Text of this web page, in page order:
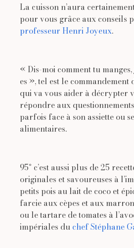
La cuisson n’aura
pour vous grâce aux conseils
professeur Henri Joyeux.
« Dis-moi comment tu
es », tel est le
qui va vous aider à décrypter
répondre aux
parfois face à son assiette ou
alimentaires.
95° c’est aussi plus de 25
originales et savoureuses à
petits pois au lait de coco et
farcie aux cèpes et aux
ou le tartare de tomates à
impériales du chef Stéphane